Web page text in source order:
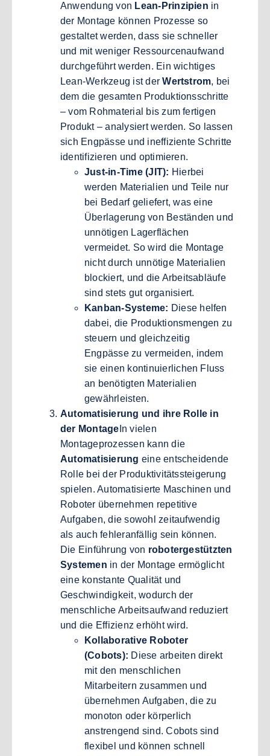
Anwendung von Lean-Prinzipien in
der Montage können Prozesse so
gestaltet werden, dass sie schneller
und mit weniger Ressourcenaufwand
durchgeführt werden. Ein wichtiges
Lean-Werkzeug ist derWertstrom, bei
dem die gesamten Produktionsschritte
– vom Rohmaterial bis zum fertigen
Produkt – analysiert werden. So lassen
sich Engpässe und ineffiziente Schritte
identifizieren und optimieren.
Just-in-Time (JIT): Hierbei
werden Materialien und Teile nur
bei Bedarf geliefert, was eine
Überlagerung von Beständen und
unnötigen Lagerflächen
vermeidet. So wird die Montage
nicht durch unnötige Materialien
blockiert, und die Arbeitsabläufe
sind stets gut organisiert.
Kanban-Systeme: Diese helfen
dabei, die Produktionsmengen zu
steuern und gleichzeitig
Engpässe zu vermeiden, indem
sie einen kontinuierlichen Fluss
an benötigten Materialien
gewährleisten.
Automatisierung und ihre Rolle in
der Montage In vielen
Montageprozessen kann die
Automatisierung eine entscheidende
Rolle bei der Produktivitätssteigerung
spielen. Automatisierte Maschinen und
Roboter übernehmen repetitive
Aufgaben, die sowohl zeitaufwendig
als auch fehleranfällig sein können.
Die Einführung von robotergestützten
Systemen in der Montage ermöglicht
eine konstante Qualität und
Geschwindigkeit, wodurch der
menschliche Arbeitsaufwand reduziert
und die Effizienz erhöht wird.
Kollaborative Roboter
(Cobots): Diese arbeiten direkt
mit den menschlichen
Mitarbeitern zusammen und
übernehmen Aufgaben, die zu
monoton oder körperlich
anstrengend sind. Cobots sind
flexibel und können schnell